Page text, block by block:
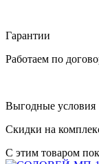
Гарантии
Работаем по
Выгодные условия
Скидки на
С этим товаром